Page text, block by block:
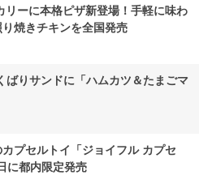
リーに本格ピザ新登場！手軽に味わ
焼きチキンを全国発売
ばりサンドに「ハムカツ＆たまごマ
プセルトイ「ジョイフル カプセ
に都内限定発売